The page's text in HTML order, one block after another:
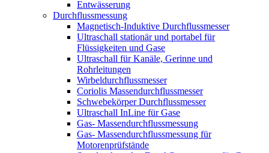
Entwässerung
Durchflussmessung
Magnetisch-Induktive Durchflussmesser
Ultraschall stationär und portabel für
Flüssigkeiten und Gase
Ultraschall für Kanäle, Gerinne und
Rohrleitungen
Wirbeldurchflussmesser
Coriolis Massendurchflussmesser
Schwebekörper Durchflussmesser
Ultraschall InLine für Gase
Gas- Massendurchflussmessung
Gas- Massendurchflussmessung für
Motorenprüfstände